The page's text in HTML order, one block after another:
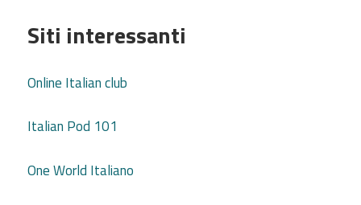
Siti interessanti
Online Italian club
Italian Pod 101
One World Italiano